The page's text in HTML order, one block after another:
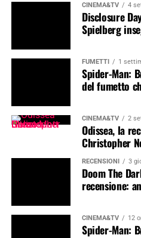
CINEMA&TV 4
Disclosure
Spielberg
FUMETTI 1
Spider-Man:
del fumetto
CINEMA&TV 2
Odissea, la
Christopher
RECENSIONI 3
Doom The
recensione:
CINEMA&TV 12
Spider-Man: